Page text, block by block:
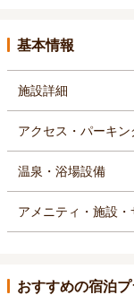
基本情報
施設詳細
アクセス・パーキン
温泉・浴場設備
アメニティ・施設・
おすすめの宿泊